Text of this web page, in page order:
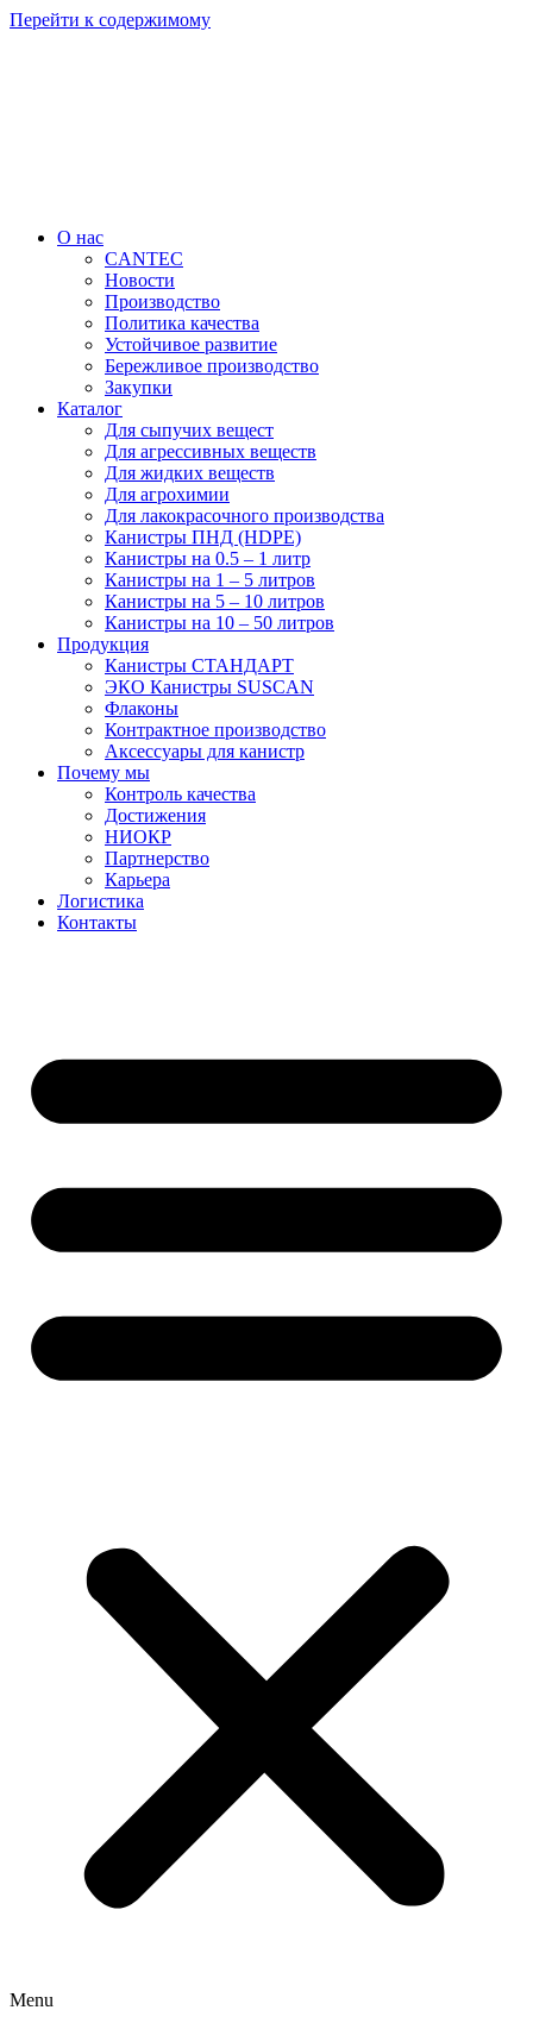
Перейти к содержимому
О нас
CANTEC
Новости
Производство
Политика качества
Устойчивое развитие
Бережливое производство
Закупки
Каталог
Для сыпучих вещест
Для агрессивных веществ
Для жидких веществ
Для агрохимии
Для лакокрасочного производства
Канистры ПНД (HDPE)
Канистры на 0.5 – 1 литр
Канистры на 1 – 5 литров
Канистры на 5 – 10 литров
Канистры на 10 – 50 литров
Продукция
Канистры СТАНДАРТ
ЭКО Канистры SUSCAN
Флаконы
Контрактное производство
Аксессуары для канистр
Почему мы
Контроль качества
Достижения
НИОКР
Партнерство
Карьера
Логистика
Контакты
Menu